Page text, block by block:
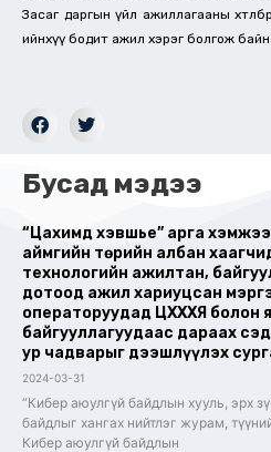
Засаг даргын үйл ажиллагааны
ийнхүү бодит ажил хэрэг болгож
Бусад мэдээ
“Цахимд хэвшье” арга
аймгийн төрийн албан
технологийн ажилтан,
дотоод ажил хариуцсан
операторуудад ЦХХХЯ болон
байгууллагуудаас дараах
ур чадварыг дээшлүүлэх
2024-03-31
“Кибер аюулгүй байдлын хууль, эрх
байдлыг хангах нийтлэг журам,
Кибер аюулгүй байдлын